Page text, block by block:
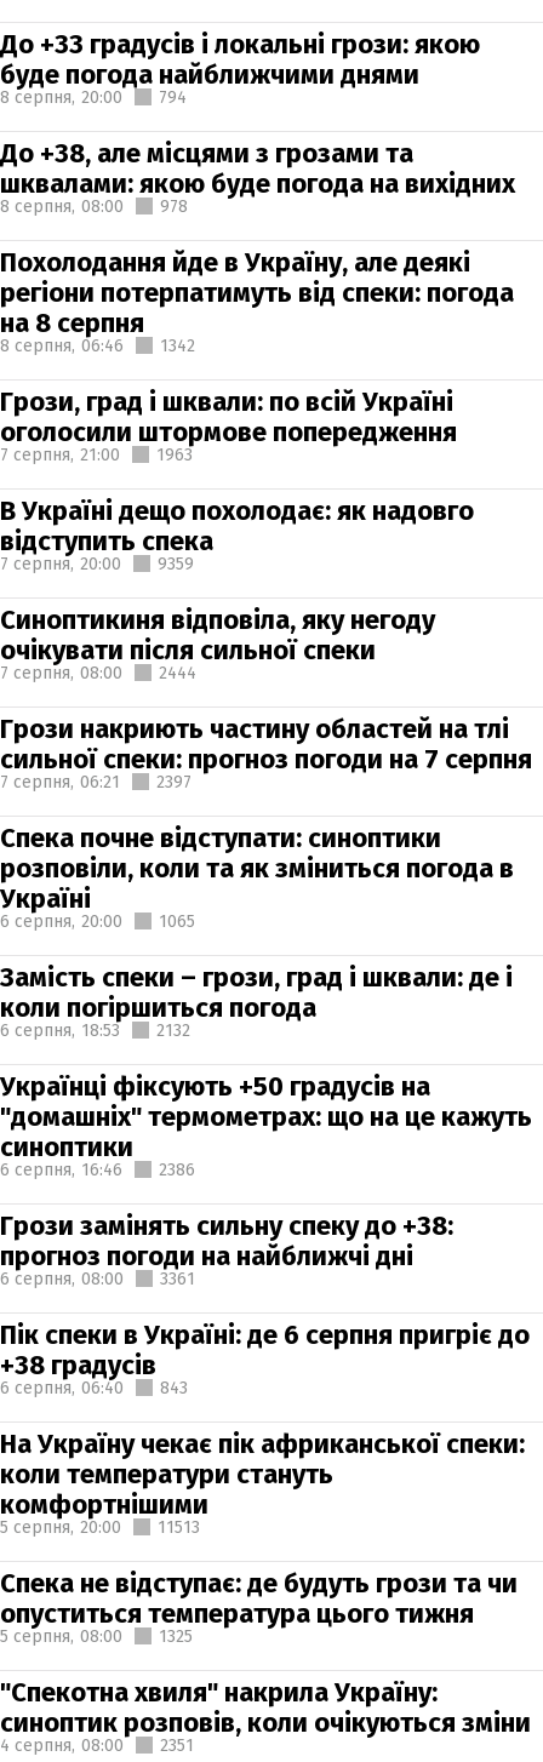
До +33 градусів і локальні грози: якою
буде погода найближчими днями
8 серпня, 20:00 794
До +38, але місцями з грозами та
шквалами: якою буде погода на вихідних
8 серпня, 08:00 978
Похолодання йде в Україну, але деякі
регіони потерпатимуть від спеки: погода
на 8 серпня
8 серпня, 06:46 1342
Грози, град і шквали: по всій Україні
оголосили штормове попередження
7 серпня, 21:00 1963
В Україні дещо похолодає: як надовго
відступить спека
7 серпня, 20:00 9359
Синоптикиня відповіла, яку негоду
очікувати після сильної спеки
7 серпня, 08:00 2444
Грози накриють частину областей на тлі
сильної спеки: прогноз погоди на 7 серпня
7 серпня, 06:21 2397
Спека почне відступати: синоптики
розповіли, коли та як зміниться погода в
Україні
6 серпня, 20:00 1065
Замість спеки – грози, град і шквали: де і
коли погіршиться погода
6 серпня, 18:53 2132
Українці фіксують +50 градусів на
"домашніх" термометрах: що на це кажуть
синоптики
6 серпня, 16:46 2386
Грози замінять сильну спеку до +38:
прогноз погоди на найближчі дні
6 серпня, 08:00 3361
Пік спеки в Україні: де 6 серпня пригріє до
+38 градусів
6 серпня, 06:40 843
На Україну чекає пік африканської спеки:
коли температури стануть
комфортнішими
5 серпня, 20:00 11513
Спека не відступає: де будуть грози та чи
опуститься температура цього тижня
5 серпня, 08:00 1325
"Спекотна хвиля" накрила Україну:
синоптик розповів, коли очікуються зміни
4 серпня, 08:00 2351